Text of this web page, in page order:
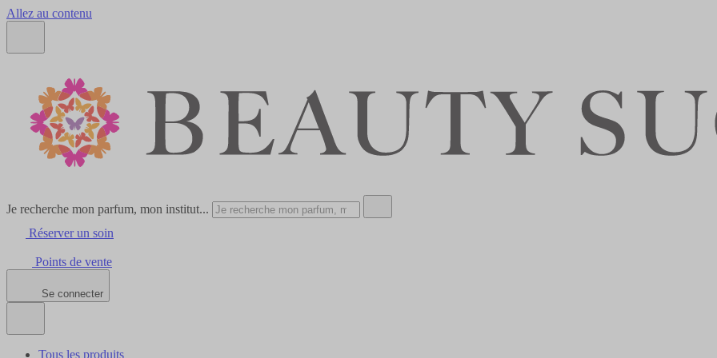
Allez au contenu
Je recherche mon parfum, mon institut...
Réserver un soin
Points de vente
Se connecter
Tous les produits